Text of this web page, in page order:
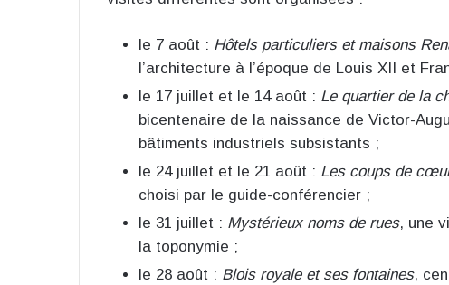
le 7 août : Hôtels particuliers et maisons
l’architecture à l’époque de Louis XII et
le 17 juillet et le 14 août : Le quartier de la
bicentenaire de la naissance de Victor-
bâtiments industriels subsistants ;
le 24 juillet et le 21 août : Les coups de
choisi par le guide-conférencier ;
le 31 juillet : Mystérieux noms de rues, une
la toponymie ;
le 28 août : Blois royale et ses fontaines,